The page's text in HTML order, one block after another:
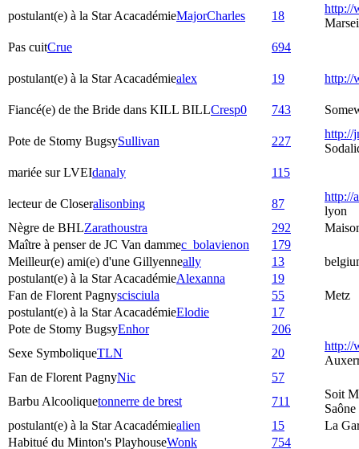
postulant(e) à la Star AcacadémieMajorCharles 18
http://
Pas cuitCrue 694
postulant(e) à la Star Acacadémiealex 19 http://
Fiancé(e) de the Bride dans KILL BILLCresp0 743
Pote de Stomy BugsySullivan 227
http://
mariée sur LVEIdanaly 115
lecteur de Closeralisonbing 87
http://
lyon
Nègre de BHLZarathoustra 292
Maître à penser de JC Van dammec_bolavienon
179
Meilleur(e) ami(e) d'une Gillyenneally 13
postulant(e) à la Star AcacadémieAlexanna
19
Fan de Florent Pagnyscisciula 55
Metz
postulant(e) à la Star AcacadémieElodie
17
Pote de Stomy BugsyEnhor
206
Sexe SymboliqueTLN 20
http://
Fan de Florent PagnyNic
57
Barbu Alcooliquetonnerre de brest 711
Soit
Saône
postulant(e) à la Star Acacadémiealien 15
La
Habitué du Minton's PlayhouseWonk 754